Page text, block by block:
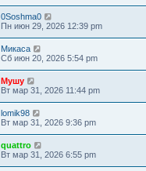
0Soshma0
Пн июн 29, 2026 12:39 pm
Микаса
Сб июн 20, 2026 5:54 pm
Мушу
Вт мар 31, 2026 11:44 pm
lomik98
Вт мар 31, 2026 9:36 pm
quattro
Вт мар 31, 2026 6:55 pm